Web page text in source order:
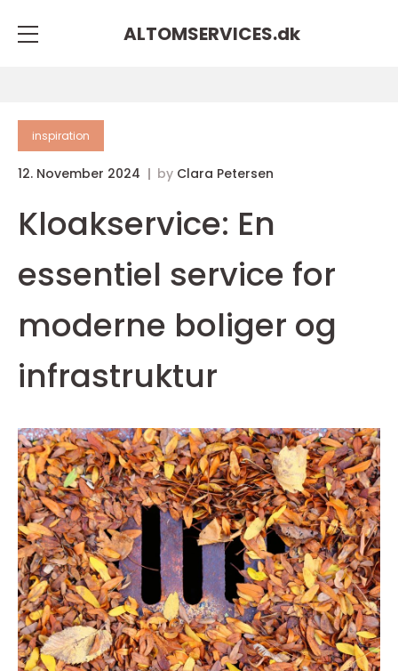
ALTOMSERVICES.dk
inspiration
12. November 2024 by Clara Petersen
Kloakservice: En
essentiel service for
moderne boliger og
infrastruktur